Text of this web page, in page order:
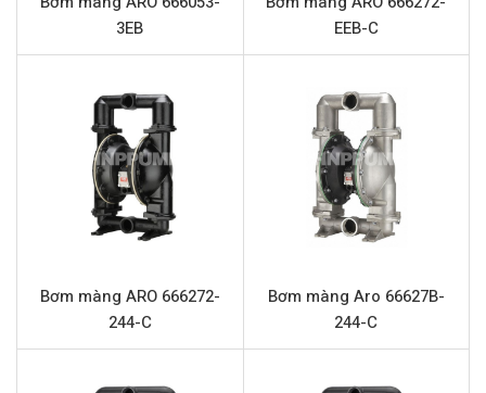
1.5” (Kết nối mặt bích)
Đặc điểm nổi bật ARO 6661T3-344-C
Khả năng kháng hóa chất tuyệt vời:Vỏ bơm bằng
Polypropylen kết hợp màng PTFE (Teflon) đảm bảo
khả năng chịu đựng ăn mòn cao từ axit, bazơ và dung
áp lực tối đa 8.3 bar, bơm đáp ứng tốt nhu cầu chuyển
3EB
EEB-C
Bơm màng ARO 666272-
244-C
Bơm màng Aro 66627B-
244-C